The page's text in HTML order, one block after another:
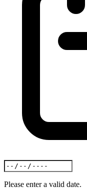
Please enter a valid date.